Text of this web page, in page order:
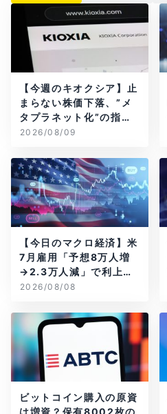
【今週のキオクシア】止
まらない株価下落、”メ
タプラネット化”の指摘
は本当？
2026/08/09
【今日のマクロ経済】米
7月雇用「予想8万人増
→2.3万人減」で利上げ
観測後退
2026/08/08
ビットコイン購入の原資